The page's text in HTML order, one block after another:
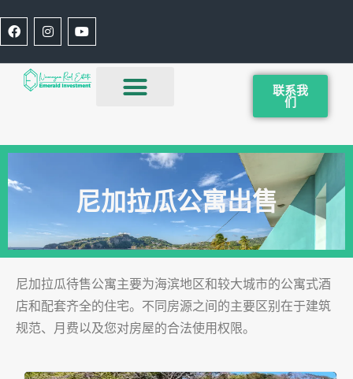
联系我
们
尼加拉瓜公寓出售
尼加拉瓜待售公寓主要为海滨地区和较大城市的公寓式酒
店和配套齐全的住宅。不同房源之间的主要区别在于建筑
规范、月费以及您对房屋的合法使用权限。